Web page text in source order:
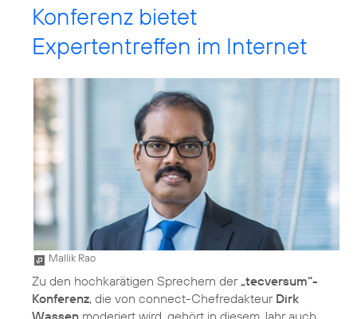
Konferenz bietet
Expertentreffen im Internet
Mallik Rao
Zu den hochkarätigen Sprechern der„tecversum“-
Konferenz, die von connect-Chefredakteur Dirk